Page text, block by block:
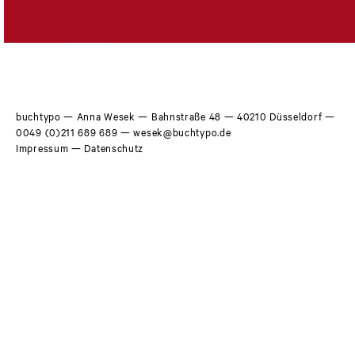
buchtypo — Anna Wesek — Bahnstraße 48 — 40210 Düsseldorf —
0049 (0)211 689 689 —wesek@buchtypo.de
Impressum — Datenschutz